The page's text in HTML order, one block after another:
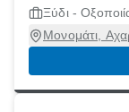
Ξύδι -
Μονομάτι,